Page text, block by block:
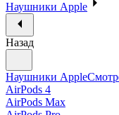
Наушники Apple
Назад
Наушники Apple
AirPods 4
AirPods Max